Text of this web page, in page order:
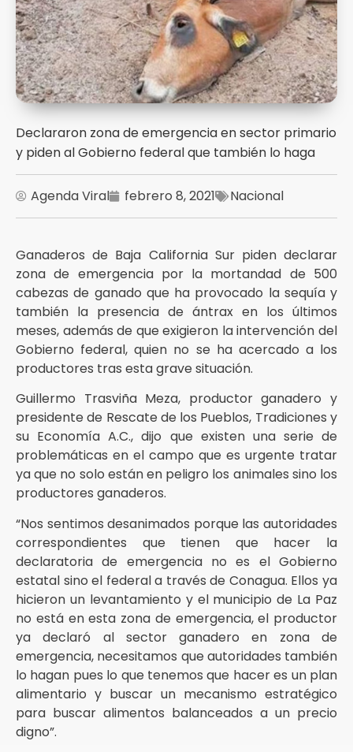
Declararon zona de emergencia en sector primario
y piden al Gobierno federal que también lo haga
Agenda Viral febrero 8, 2021 Nacional
Ganaderos de Baja California Sur piden declarar
zona de emergencia por la mortandad de 500
cabezas de ganado que ha provocado la sequía y
también la presencia de ántrax en los últimos
meses, además de que exigieron la intervención del
Gobierno federal, quien no se ha acercado a los
productores tras esta grave situación.
Guillermo Trasviña Meza, productor ganadero y
presidente de Rescate de los Pueblos, Tradiciones y
su Economía A.C., dijo que existen una serie de
problemáticas en el campo que es urgente tratar
ya que no solo están en peligro los animales sino los
productores ganaderos.
“Nos sentimos desanimados porque las autoridades
correspondientes que tienen que hacer la
declaratoria de emergencia no es el Gobierno
estatal sino el federal a través de Conagua. Ellos ya
hicieron un levantamiento y el municipio de La Paz
no está en esta zona de emergencia, el productor
ya declaró al sector ganadero en zona de
emergencia, necesitamos que autoridades también
lo hagan pues lo que tenemos que hacer es un plan
alimentario y buscar un mecanismo estratégico
para buscar alimentos balanceados a un precio
digno”.